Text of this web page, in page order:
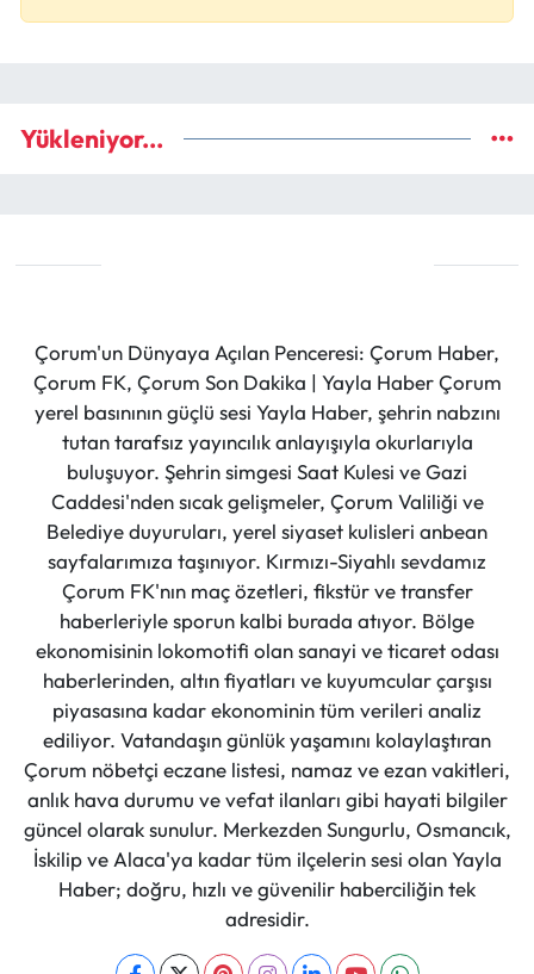
Yükleniyor...
Çorum'un Dünyaya Açılan Penceresi: Çorum Haber,
Çorum FK, Çorum Son Dakika | Yayla Haber Çorum
yerel basınının güçlü sesi Yayla Haber, şehrin nabzını
tutan tarafsız yayıncılık anlayışıyla okurlarıyla
buluşuyor. Şehrin simgesi Saat Kulesi ve Gazi
Caddesi'nden sıcak gelişmeler, Çorum Valiliği ve
Belediye duyuruları, yerel siyaset kulisleri anbean
sayfalarımıza taşınıyor. Kırmızı-Siyahlı sevdamız
Çorum FK'nın maç özetleri, fikstür ve transfer
haberleriyle sporun kalbi burada atıyor. Bölge
ekonomisinin lokomotifi olan sanayi ve ticaret odası
haberlerinden, altın fiyatları ve kuyumcular çarşısı
piyasasına kadar ekonominin tüm verileri analiz
ediliyor. Vatandaşın günlük yaşamını kolaylaştıran
Çorum nöbetçi eczane listesi, namaz ve ezan vakitleri,
anlık hava durumu ve vefat ilanları gibi hayati bilgiler
güncel olarak sunulur. Merkezden Sungurlu, Osmancık,
İskilip ve Alaca'ya kadar tüm ilçelerin sesi olan Yayla
Haber; doğru, hızlı ve güvenilir haberciliğin tek
adresidir.